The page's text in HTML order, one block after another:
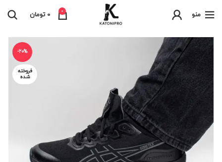
منو 0
0 تومان
-20%
فروخته
شده